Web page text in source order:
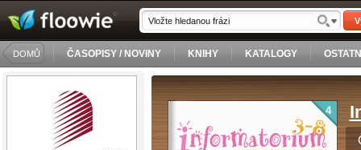
DOMŮ ČASOPISY / NOVINY KNIHY KATALOGY